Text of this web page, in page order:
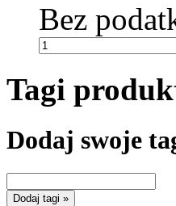
Bez
Tagi
Dodaj swoje
Dodaj tagi »